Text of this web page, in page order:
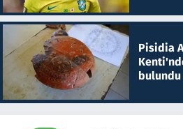
Pisidia
bulundu